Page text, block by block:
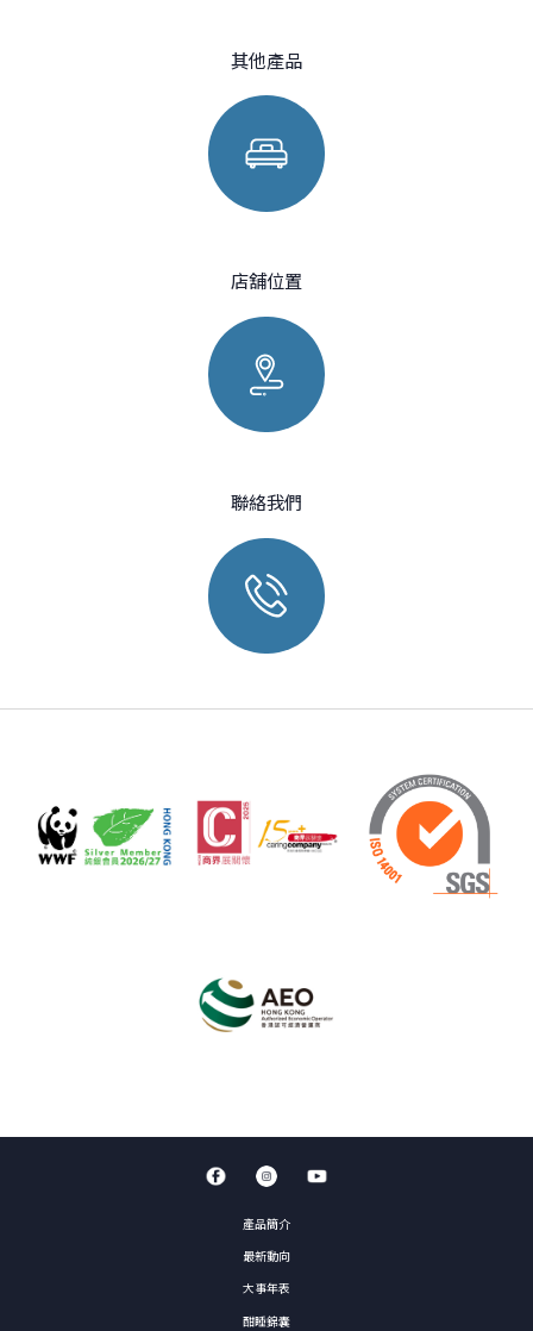
其他產品
店舖位置
聯絡我們
產品簡介
最新動向
大事年表
酣睡錦囊